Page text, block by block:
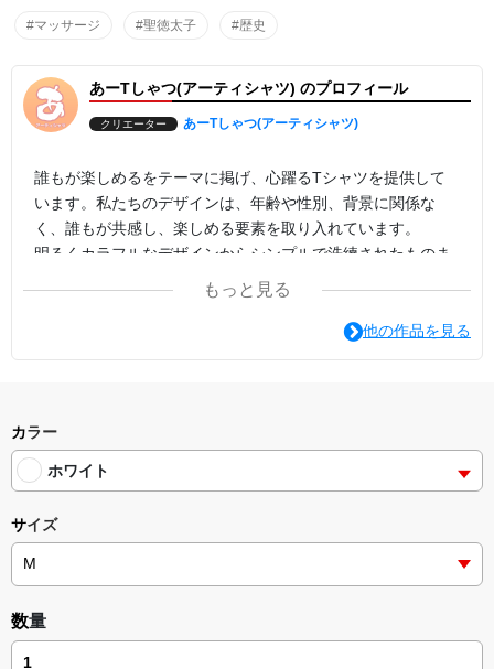
#マッサージ #聖徳太子 #歴史
あーTしゃつ(アーティシャツ) のプロフィール
クリエーター あーTしゃつ(アーティシャツ)
誰もが楽しめるをテーマに掲げ、心躍るTシャツを提供して
います。私たちのデザインは、年齢や性別、背景に関係な
く、誰もが共感し、楽しめる要素を取り入れています。
明るくカラフルなデザインからシンプルで洗練されたものま
で、幅広いラインナップを取り揃えており、どんな場面でも
笑顔を引き出すことができること間違いありません。
自分自身や大切な人へのプレゼントにも最適です。是非、私
もっと見る
他の作品を見る
カラー
ホワイト
サイズ
数量